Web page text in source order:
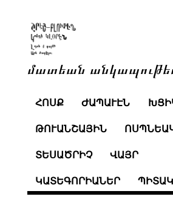
մատեան
ՀՈՍՔ ԺԱՊԱՒԷՆ
ԹՈՒԱՆՇԱՅԻՆ
ՏԵՍԱԾՐԻՉ ՎԱՅՐ
ԿԱՏԵԳՈՐԻԱՆԵՐ